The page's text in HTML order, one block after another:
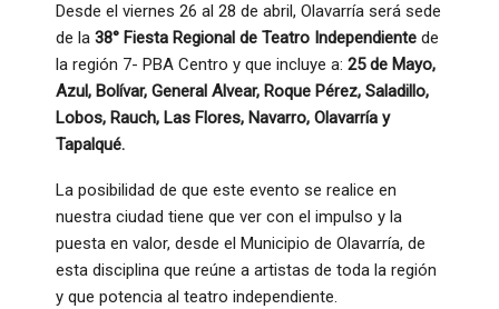
Desde el viernes 26 al 28 de abril, Olavarría será sede
de la 38° Fiesta Regional de Teatro Independiente de
la región 7- PBA Centro y que incluye a: 25 de Mayo,
Azul, Bolívar, General Alvear, Roque Pérez, Saladillo,
Lobos, Rauch, Las Flores, Navarro, Olavarría y
Tapalqué.
La posibilidad de que este evento se realice en
nuestra ciudad tiene que ver con el impulso y la
puesta en valor, desde el Municipio de Olavarría, de
esta disciplina que reúne a artistas de toda la región
y que potencia al teatro independiente.